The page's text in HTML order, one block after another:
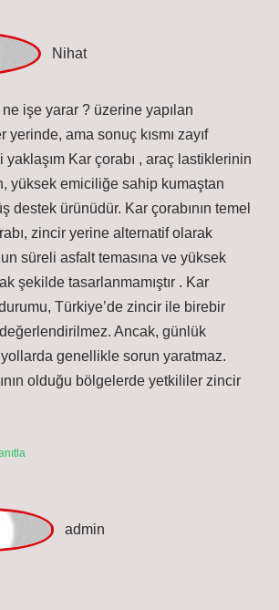
işe yarar ? üzerine yapılan
yerinde, ama sonuç kısmı zayıf
yaklaşım Kar çorabı , araç lastiklerinin
yüksek emiciliğe sahip kumaştan
destek ürünüdür. Kar çorabının temel
zincir yerine alternatif olarak
süreli asfalt temasına ve yüksek
şekilde tasarlanmamıştır . Kar
Türkiye’de zincir ile birebir
Ancak, günlük
genellikle sorun yaratmaz.